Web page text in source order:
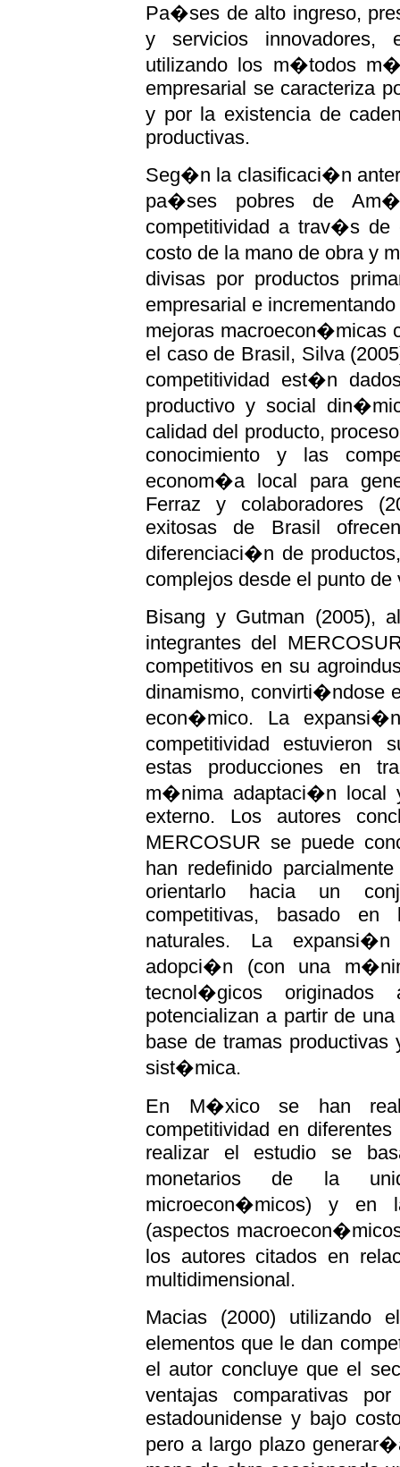
Pa�ses de alto ingreso,
y servicios
utilizando los m�todos
empresarial se caracteriza
y por la existencia de
productivas.
Seg�n la clasificaci�n
pa�ses pobres de
competitividad a trav�s de
costo de la mano de obra y
divisas por productos
empresarial e
mejoras macroecon�micas
el caso de Brasil, Silva
competitividad est�n
productivo y social
calidad del producto,
conocimiento y las
econom�a local para
Ferraz y colaboradores
exitosas de Brasil
diferenciaci�n de
complejos desde el punto
Bisang y Gutman (2005),
integrantes del
competitivos en su
dinamismo, convirti�ndose
econ�mico. La
competitividad estuvieron
estas producciones en
m�nima adaptaci�n local
externo. Los autores
MERCOSUR se puede
han redefinido
orientarlo hacia un
competitivas, basado
naturales. La
adopci�n (con una
tecnol�gicos
potencializan a partir de
base de tramas
sist�mica.
En M�xico se han
competitividad en
realizar el estudio se
monetarios de la
microecon�micos) y en
(aspectos
los autores citados en
multidimensional.
Macias (2000) utilizando
elementos que le dan
el autor concluye que el
ventajas comparativas
estadounidense y bajo
pero a largo plazo